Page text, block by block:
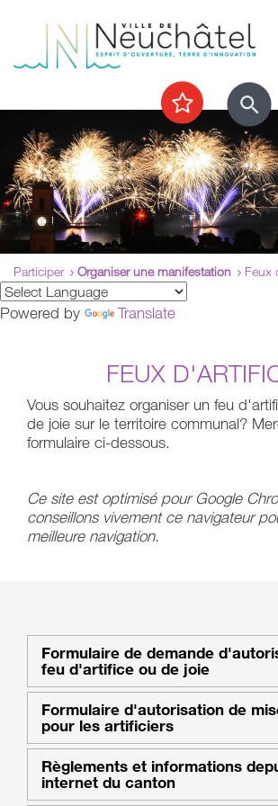
Participer Organiser une manifestation Feux
Powered by Translate
FEUX
Vous souhaitez organiser un feu
de joie sur le territoire communal?
formulaire ci-dessous.
Ce site est optimisé pour Google
conseillons vivement ce navigateur
meilleure navigation.
Formulaire de demande
feu d'artifice ou de joie
Formulaire d'autorisation de
pour les artificiers
Règlements et informations
internet du canton